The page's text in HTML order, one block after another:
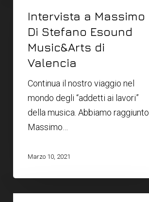
Intervista a Massimo
Di Stefano Esound
Music&Arts di
Valencia
Continua il nostro viaggio nel
mondo degli “addetti ai lavori”
della musica. Abbiamo raggiunto
Massimo…
Marzo 10, 2021